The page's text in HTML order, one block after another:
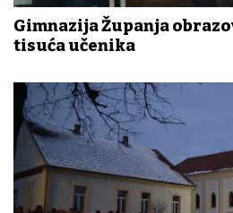
Gimnazija Županja
tisuća učenika